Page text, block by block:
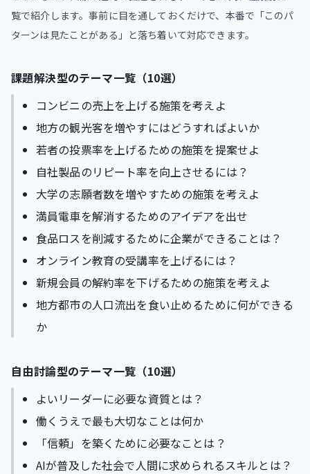
覧で紹介します。事前に目を通しておくだけで、本番で「このパ
ターンは見たことがある」と落ち着いて対応できます。
課題解決型のテーマ一覧（10選）
コンビニの売上を上げる施策を考えよ
地方の観光客を増やすにはどうすればよいか
若者の投票率を上げるための施策を提案せよ
自社製品のリピート率を向上させるには？
大学の志願者数を増やすための施策を考えよ
満員電車を解消するためのアイデアを出せ
食品ロスを削減するために企業ができることは？
オンライン教育の受講率を上げるには？
新規会員の解約率を下げるための施策を考えよ
地方都市の人口流出を食い止めるために何ができる
か
自由討論型のテーマ一覧（10選）
よいリーダーに必要な資質とは？
働くうえで最も大切なことは何か
「信頼」を築くために必要なことは？
AIが普及した社会で人間に求められるスキルとは？